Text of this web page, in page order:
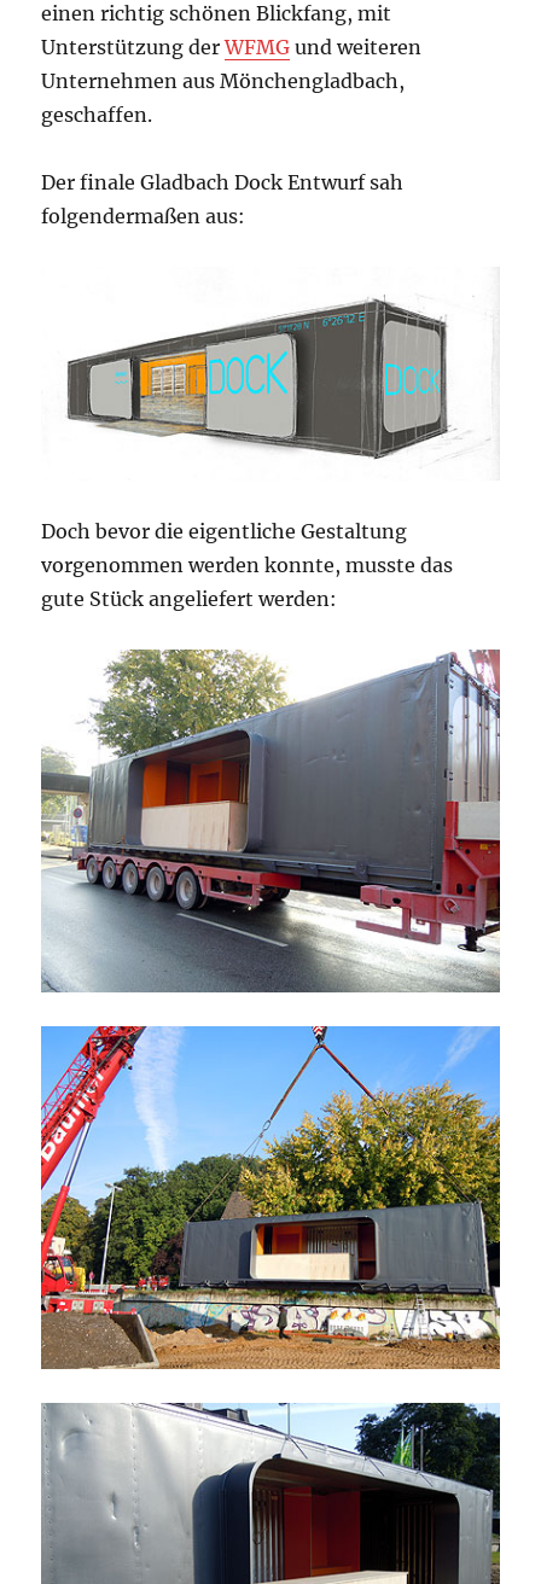
einen richtig schönen Blickfang, mit
Unterstützung derWFMG und weiteren
Unternehmen aus Mönchengladbach,
geschaffen.
Der finale Gladbach Dock Entwurf sah
folgendermaßen aus:
Doch bevor die eigentliche Gestaltung
vorgenommen werden konnte, musste das
gute Stück angeliefert werden: